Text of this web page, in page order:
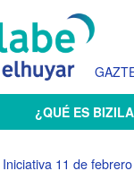
¿QUÉ ES
Iniciativa 11 de febrero